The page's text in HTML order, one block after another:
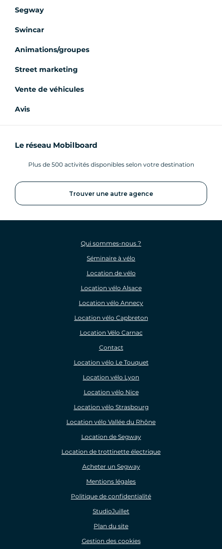
Segway
Swincar
Animations/groupes
Street marketing
Vente de véhicules
Avis
Le réseau Mobilboard
Plus de 500 activités disponibles selon votre destination
Trouver une autre agence
Qui sommes-nous ?
Séminaire à vélo
Location de vélo
Location vélo Alsace
Location vélo Annecy
Location vélo Capbreton
Location Vélo Carnac
Contact
Location vélo Le Touquet
Location vélo Lyon
Location vélo Nice
Location vélo Strasbourg
Location vélo Vallée du Rhône
Location de Segway
Location de trottinette électrique
Acheter un Segway
Mentions légales
Politique de confidentialité
StudioJuillet
Plan du site
Gestion des cookies